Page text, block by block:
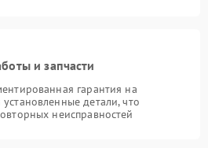
и запчасти
гарантия на
детали, что
неисправностей